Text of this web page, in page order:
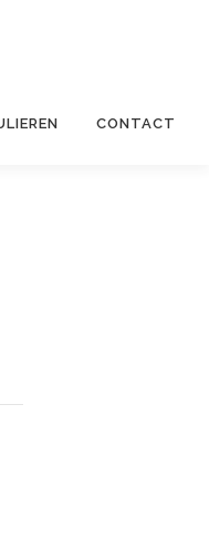
CONTACT